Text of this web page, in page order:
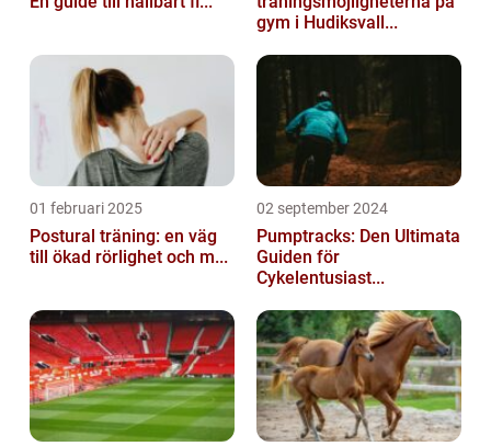
gym i Hudiksvall...
01 februari 2025
Postural träning: en väg
till ökad rörlighet och m...
02 september 2024
Pumptracks: Den Ultimata
Guiden för
Cykelentusiast...